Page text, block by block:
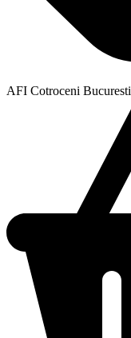
AFI Cotroceni Bucuresti